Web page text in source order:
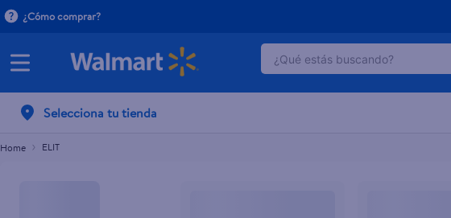
¿Cómo comprar?
¿Qué estás buscando?
Selecciona tu tienda
ELIT
TÉRMINOS MÁS BUSCADOS